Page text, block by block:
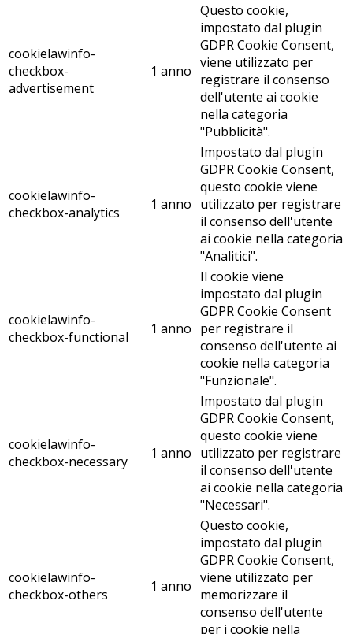
cookielawinfo-
checkbox-
advertisement
1 anno
Questo cookie,
impostato dal plugin
GDPR Cookie Consent,
viene utilizzato per
registrare il consenso
dell'utente ai cookie
nella categoria
"Pubblicità".
cookielawinfo-
checkbox-analytics
1 anno
Impostato dal plugin
GDPR Cookie Consent,
questo cookie viene
utilizzato per registrare
il consenso dell'utente
ai cookie nella categoria
"Analitici".
cookielawinfo-
checkbox-functional
1 anno
Il cookie viene
impostato dal plugin
GDPR Cookie Consent
per registrare il
consenso dell'utente ai
cookie nella categoria
"Funzionale".
cookielawinfo-
checkbox-necessary
1 anno
Impostato dal plugin
GDPR Cookie Consent,
questo cookie viene
utilizzato per registrare
il consenso dell'utente
ai cookie nella categoria
"Necessari".
cookielawinfo-
checkbox-others
1 anno
Questo cookie,
impostato dal plugin
GDPR Cookie Consent,
viene utilizzato per
memorizzare il
consenso dell'utente
per i cookie nella